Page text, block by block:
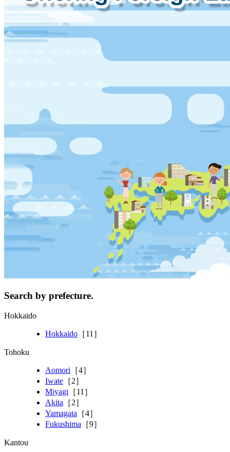
Search by prefecture.
Hokkaido
Hokkaido ［11］
Tohoku
Aomori ［4］
Iwate ［2］
Miyagi ［11］
Akita ［2］
Yamagata ［4］
Fukushima ［9］
Kantou